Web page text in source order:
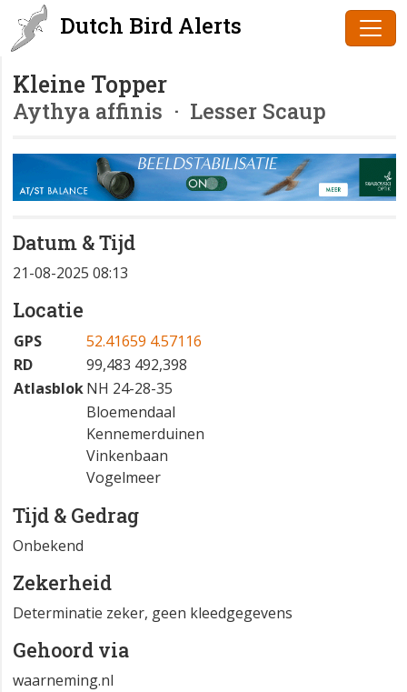
Dutch Bird Alerts
Kleine Topper
Aythya affinis · Lesser Scaup
Datum & Tijd
21-08-2025 08:13
Locatie
GPS
52.41659 4.57116
RD
99,483 492,398
AtlasblokNH 24-28-35
Bloemendaal
Kennemerduinen
Vinkenbaan
Vogelmeer
Tijd & Gedrag
Onbekend
Zekerheid
Determinatie zeker, geen kleedgegevens
Gehoord via
waarneming.nl